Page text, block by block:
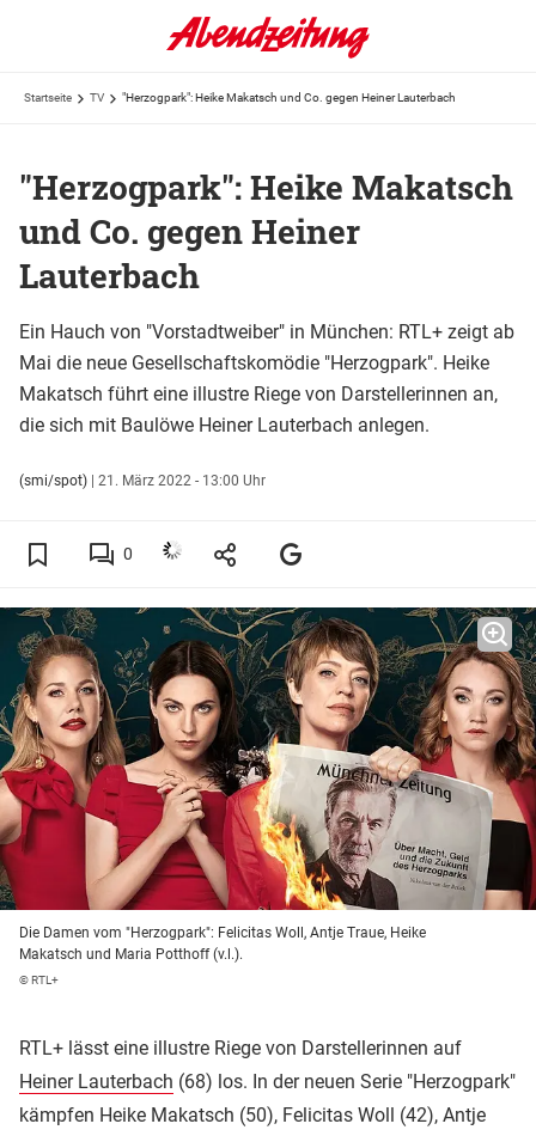
Startseite TV "Herzogpark": Heike Makatsch und Co. gegen Heiner Lauterbach
"Herzogpark": Heike Makatsch
und Co. gegen Heiner
Lauterbach
Ein Hauch von "Vorstadtweiber" in München: RTL+ zeigt ab
Mai die neue Gesellschaftskomödie "Herzogpark". Heike
Makatsch führt eine illustre Riege von Darstellerinnen an,
die sich mit Baulöwe Heiner Lauterbach anlegen.
(smi/spot) | 21. März 2022 - 13:00 Uhr
0
Die Damen vom "Herzogpark": Felicitas Woll, Antje Traue, Heike
Makatsch und Maria Potthoff (v.l.).
© RTL+
RTL+ lässt eine illustre Riege von Darstellerinnen auf
Heiner Lauterbach (68) los. In der neuen Serie "Herzogpark"
kämpfen Heike Makatsch (50), Felicitas Woll (42), Antje